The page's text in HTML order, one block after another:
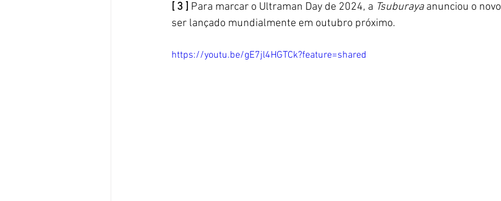
[ 3 ] Para marcar o Ultraman Day de 2024, a Tsuburaya anunciou o novo
ser lançado mundialmente em outubro próximo.
https://youtu.be/gE7jl4HGTCk?feature=shared